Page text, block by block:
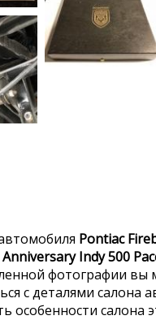
Pontiac
Indy 500
фотографии вы
с деталями салона
особенности салона